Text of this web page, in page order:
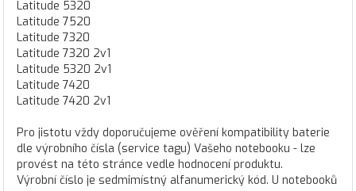
Latitude 5320
Latitude 7520
Latitude 7320
Latitude 7320 2v1
Latitude 5320 2v1
Latitude 7420
Latitude 7420 2v1
Pro jistotu vždy doporučujeme ověření kompatibility baterie
dle výrobního čísla (service tagu) Vašeho notebooku - lze
provést na této stránce vedle hodnocení produktu.
Výrobní číslo je sedmimístný alfanumerický kód. U notebooků